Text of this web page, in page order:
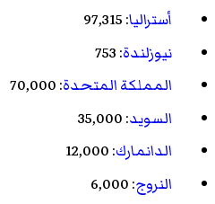
أستراليا: 97,315
نيوزلندة: 753
المملكة المتحدة: 70,000
السويد: 35,000
الدانمارك: 12,000
النروج: 6,000